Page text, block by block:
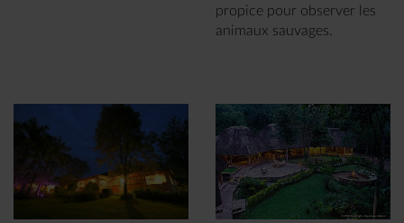
propice pour observer les
animaux sauvages.